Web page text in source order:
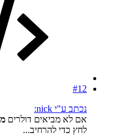
#12
נכתב ע"י nick:
אם לא מביאים דולרים
לחץ כדי להרחיב...